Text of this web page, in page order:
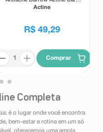
Alta Tolerância 140g
Actine
R$ 49,29
Comprar
Completa
é o lugar onde você encontra
bem-estar e rotina em um só